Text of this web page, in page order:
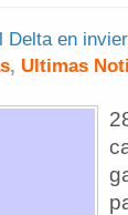
Delta en
, Ultimas